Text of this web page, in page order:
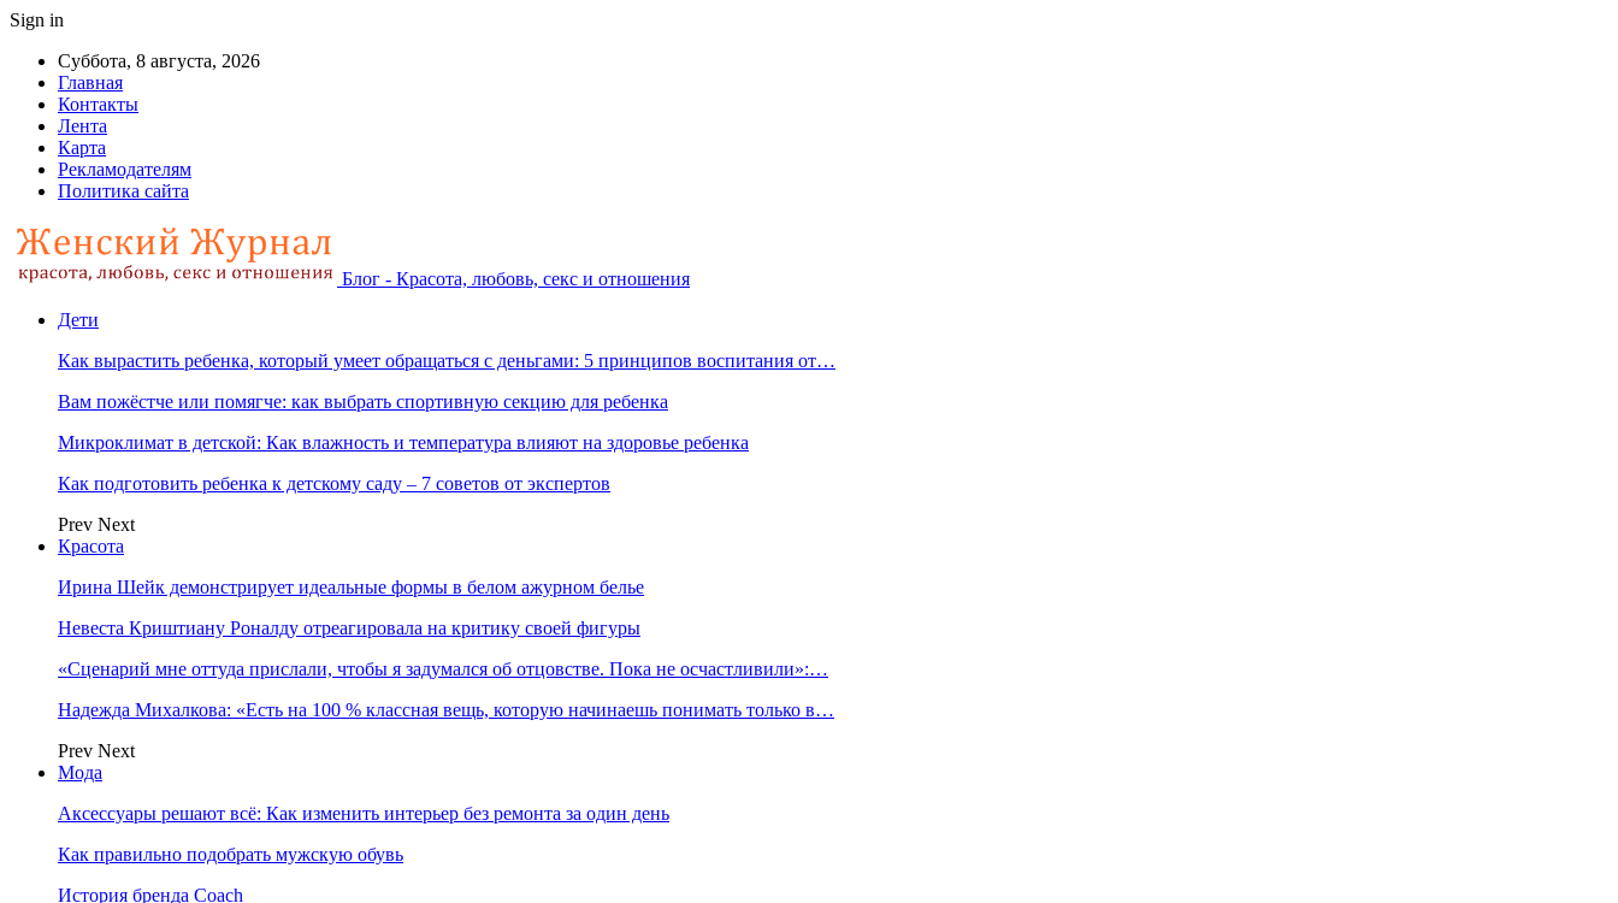
Sign in
Суббота, 8 августа, 2026
Главная
Контакты
Лента
Карта
Рекламодателям
Политика сайта
Блог - Красота, любовь, секс и отношения
Дети
Как вырастить ребенка, который умеет обращаться с деньгами: 5 принципов воспитания от…
Вам пожёстче или помягче: как выбрать спортивную секцию для ребенка
Микроклимат в детской: Как влажность и температура влияют на здоровье ребенка
Как подготовить ребенка к детскому саду – 7 советов от экспертов
Prev Next
Красота
Ирина Шейк демонстрирует идеальные формы в белом ажурном белье
Невеста Криштиану Роналду отреагировала на критику своей фигуры
«Сценарий мне оттуда прислали, чтобы я задумался об отцовстве. Пока не осчастливили»:…
Надежда Михалкова: «Есть на 100 % классная вещь, которую начинаешь понимать только в…
Prev Next
Мода
Аксессуары решают всё: Как изменить интерьер без ремонта за один день
Как правильно подобрать мужскую обувь
История бренда Coach